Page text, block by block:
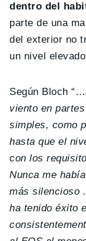
dentro del
parte de una
del exterior no
un nivel
Según Bloch “…
viento en
simples, como
hasta que el
con los
Nunca me
más silencioso
ha tenido éxito